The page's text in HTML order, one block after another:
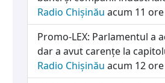
Radio Chișinău acum 11 ore
Promo-LEX: Parlamentul a
dar a avut carențe la
Radio Chișinău acum 12 ore